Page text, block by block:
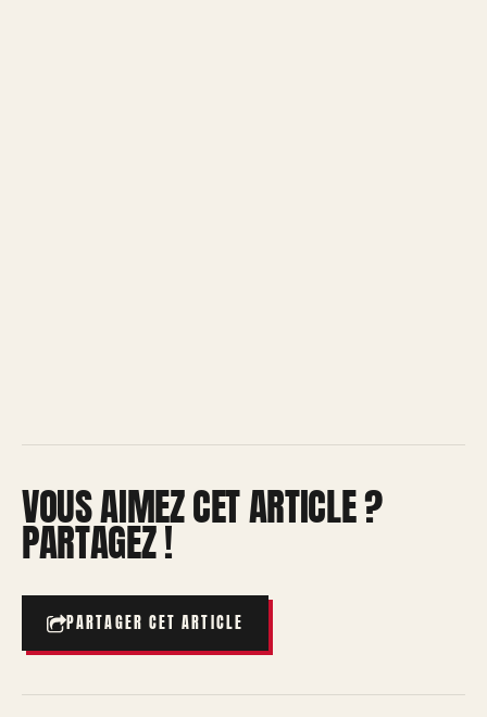
VOUS AIMEZ CET ARTICLE ?
PARTAGEZ !
PARTAGER CET ARTICLE